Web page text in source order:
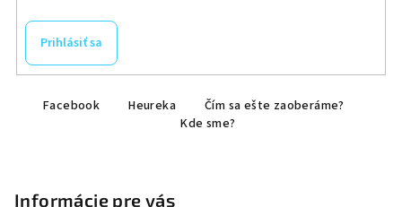
Prihlásiť sa
Facebook Heureka
Čím sa ešte zaoberáme?
Kde sme?
Informácie pre vás